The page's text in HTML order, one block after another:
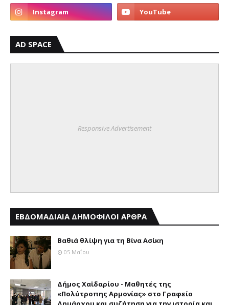
AD SPACE
Responsive Advertisement
ΕΒΔΟΜΑΔΙΑΙΑ ΔΗΜΟΦΙΛΟΙ ΑΡΘΡΑ
Βαθιά θλίψη για τη Βίνα Ασίκη
05 Μαΐου
Δήμος Χαϊδαρίου - Μαθητές της
«Πολύτροπης Αρμονίας» στο Γραφείο